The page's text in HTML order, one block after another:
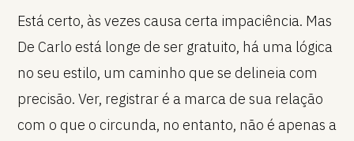
Está certo, às vezes causa certa impaciência. Mas
De Carlo está longe de ser gratuito, há uma lógica
no seu estilo, um caminho que se delineia com
precisão. Ver, registrar é a marca de sua relação
com o que o circunda, no entanto, não é apenas a